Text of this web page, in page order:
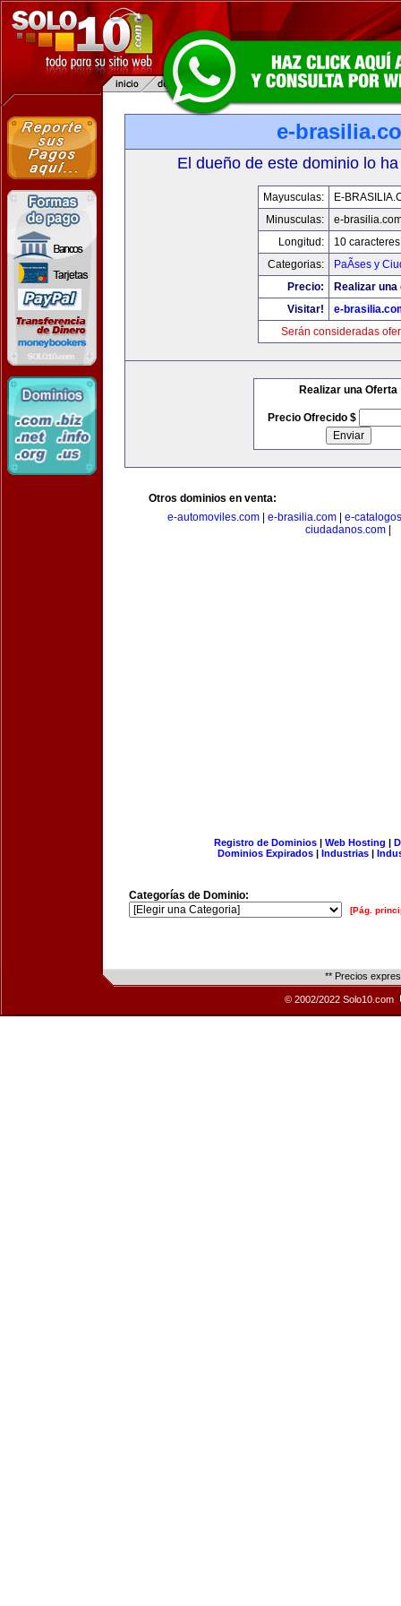
e-
El dueño de este dominio lo
Mayusculas:
E-
Minusculas:
e-
Longitud:
10 caracteres
Categorias:
PaÃ­ses y
Precio:
Realizar
Visitar!
e-
Serán consideradas
Realizar una Oferta
Precio Ofrecido $
Otros dominios en venta:
e-automoviles.com
e-brasilia.com
e-
ciudadanos.com
Registro de Dominios| Web Hosting |
Dominios Expirados | Industrias |
Categorías de Dominio:
[Pág.
** Precios
© 2002/2022 Solo10.com